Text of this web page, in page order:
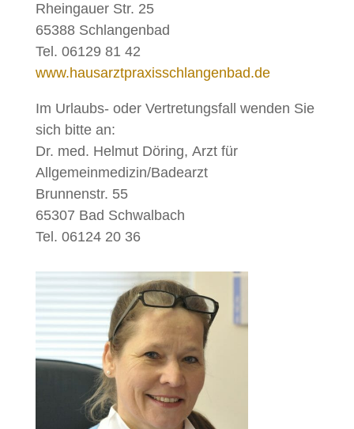
Rhein­gau­er Str. 25
65388 Schlan­gen­bad
Tel. 06129 81 42
www.hausarztpraxisschlangenbad.de
Im Ur­laubs- oder Ver­tre­tungs­fall wen­den Sie
sich bit­te an:
Dr. med. Hel­mut Dö­ring, Arzt für
Allgemeinmedizin/Badearzt
Brun­nen­str. 55
65307 Bad Schwal­bach
Tel. 06124 20 36